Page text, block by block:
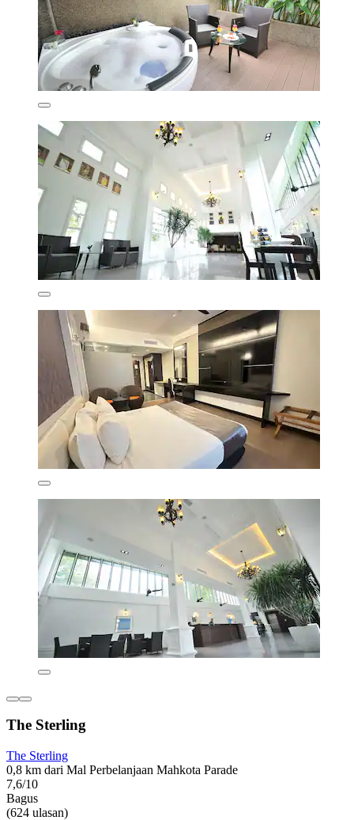
The Sterling
The Sterling
0,8 km dari Mal Perbelanjaan Mahkota Parade
7,6/10
Bagus
(624 ulasan)